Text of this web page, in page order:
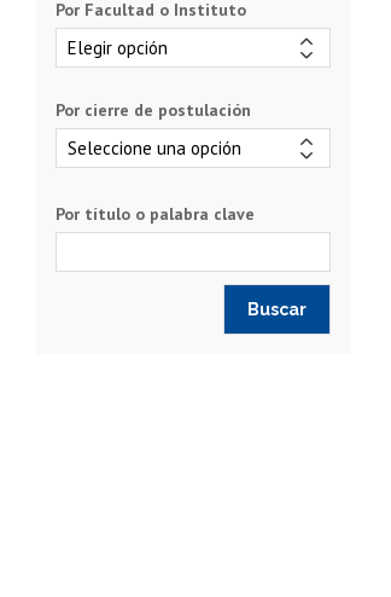
Por Facultad o Instituto
Por cierre de postulación
Por título o palabra clave